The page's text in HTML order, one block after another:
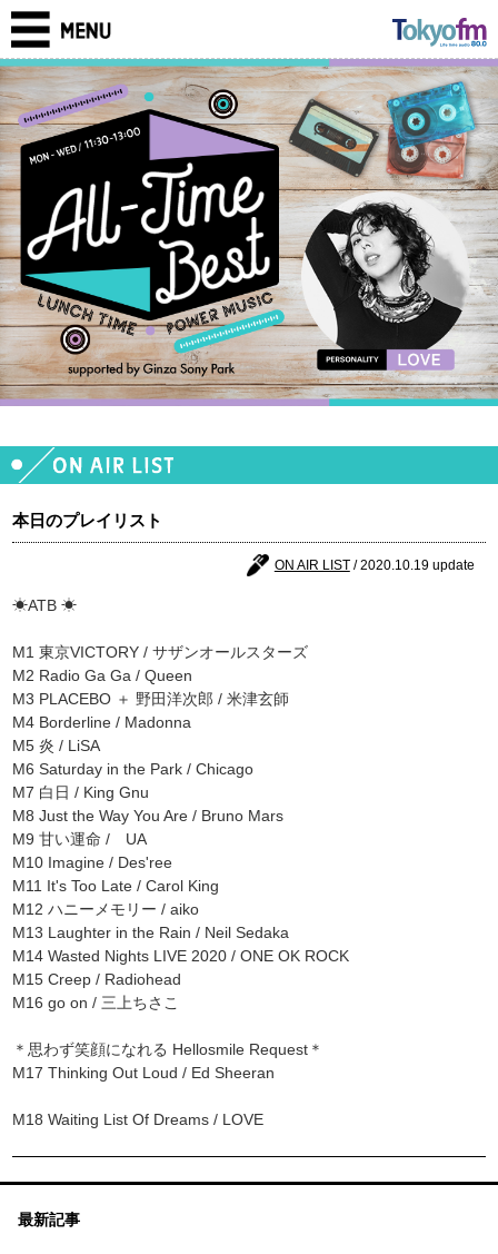
本日のプレイリスト
ON AIR LIST/ 2020.10.19 update
☀ATB ☀
M1 東京VICTORY / サザンオールスターズ
M2 Radio Ga Ga / Queen
M3 PLACEBO ＋ 野田洋次郎 / 米津玄師
M4 Borderline / Madonna
M5 炎 / LiSA
M6 Saturday in the Park / Chicago
M7 白日 / King Gnu
M8 Just the Way You Are / Bruno Mars
M9 甘い運命 / UA
M10 Imagine / Des'ree
M11 It's Too Late / Carol King
M12 ハニーメモリー / aiko
M13 Laughter in the Rain / Neil Sedaka
M14 Wasted Nights LIVE 2020 / ONE OK ROCK
M15 Creep / Radiohead
M16 go on / 三上ちさこ
＊思わず笑顔になれる Hellosmile Request＊
M17 Thinking Out Loud / Ed Sheeran
M18 Waiting List Of Dreams / LOVE
最新記事